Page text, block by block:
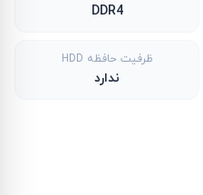
DDR4
ظرفیت حافظه HDD
ندارد